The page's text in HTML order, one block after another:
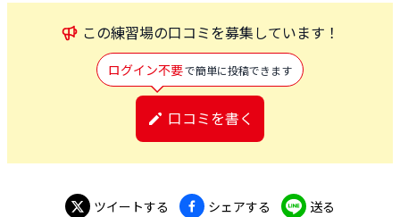
この練習場の口コミを募集しています！
ログイン不要で簡単に投稿できます
口コミを書く
ツイートする シェアする
送る